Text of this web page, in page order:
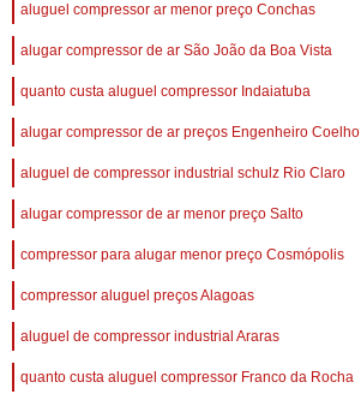
aluguel compressor ar menor preço Conchas
alugar compressor de ar São João da Boa Vista
quanto custa aluguel compressor Indaiatuba
alugar compressor de ar preços Engenheiro Coelho
aluguel de compressor industrial schulz Rio Claro
alugar compressor de ar menor preço Salto
compressor para alugar menor preço Cosmópolis
compressor aluguel preços Alagoas
aluguel de compressor industrial Araras
quanto custa aluguel compressor Franco da Rocha